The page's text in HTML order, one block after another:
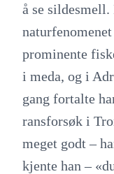
å se
prominente
i meda, og i
gang fortalte
ransforsøk i
meget godt –
kjente han –